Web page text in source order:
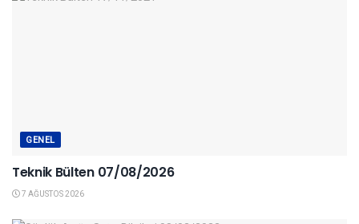
GENEL
Teknik Bülten 07/08/2026
7 AĞUSTOS 2026